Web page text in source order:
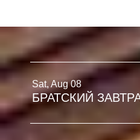
'26
Sat, Aug 08
БРАТСКИЙ